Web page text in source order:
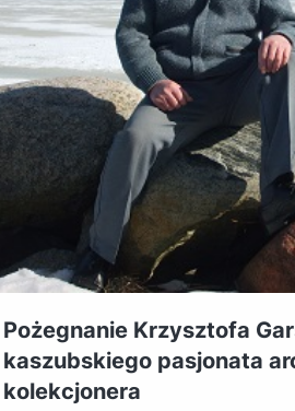
Pożegnanie Krzysztofa
kaszubskiego pasjonata
kolekcjonera